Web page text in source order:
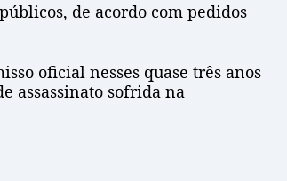
de acordo com pedidos
oficial nesses quase três anos
assassinato sofrida na